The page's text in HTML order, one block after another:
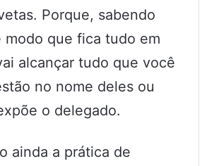
Porque, sabendo
que fica tudo em
alcançar tudo que você
no nome deles ou
o delegado.
ainda a prática de